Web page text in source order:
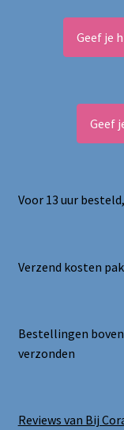
Geef je
Geef
Voor 13 uur
Verzend kosten
Bestellingen
verzonden
Reviews van Bij